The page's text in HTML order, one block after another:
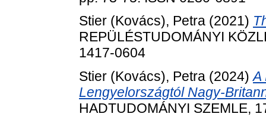
Stier (Kovács), Petra (2021)
REPÜLÉSTUDOMÁNYI
1417-0604
Stier (Kovács), Petra (2024)A
Lengyelországtól Nagy-
HADTUDOMÁNYI SZEMLE,